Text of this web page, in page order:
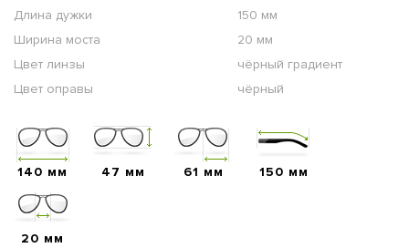
Длина дужки
150 мм
Ширина моста
20 мм
Цвет линзы
чёрный градиент
Цвет оправы
чёрный
140 мм 47 мм 61 мм 150 мм
20 мм